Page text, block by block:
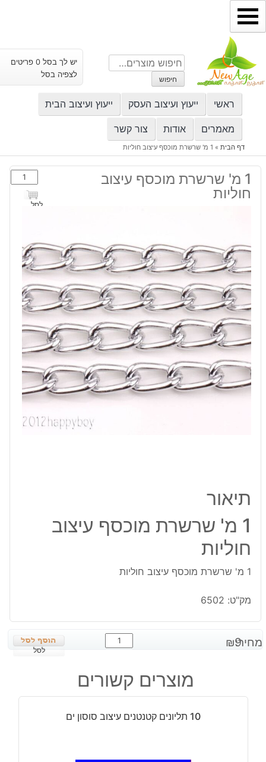
דילוג
לתוכן
חיפוש
עבור:
חיפוש
יש לך בסל 0 פריטים
לצפיה בסל
ראשי ייעוץ ועיצוב העסק ייעוץ ועיצוב הבית
מאמרים אודות צור קשר
דף הבית» 1 מ' שרשרת מוכסף עיצוב חוליות
1 מ' שרשרת מוכסף עיצוב
חוליות
כמות
של
1
מוכסף
עיצוב
חוליות
לסל
תיאור
1 מ' שרשרת מוכסף עיצוב
חוליות
1 מ' שרשרת מוכסף עיצוב חוליות
מק"ט: 6502
מחיר:₪9
כמות
של
מ'
שרשרת
עיצוב
לסל
מוצרים קשורים
10 תליונים קטנטנים עיצוב סוסון ים